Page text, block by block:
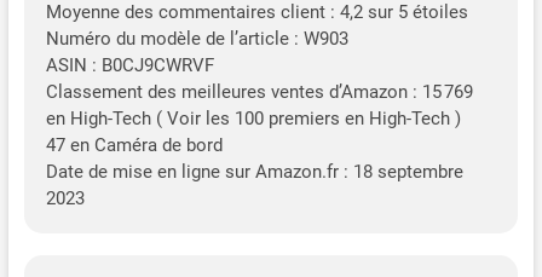
Moyenne des commentaires client : 4,2 sur 5 étoiles
Numéro du modèle de l’article : W903
ASIN : B0CJ9CWRVF
Classement des meilleures ventes d’Amazon : 15 769
en High-Tech ( Voir les 100 premiers en High-Tech )
47 en Caméra de bord
Date de mise en ligne sur Amazon.fr : 18 septembre
2023